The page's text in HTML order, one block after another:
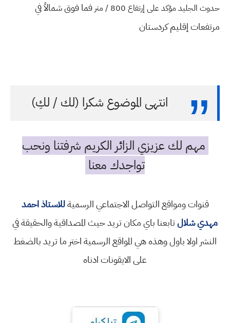
حدوث الجليد مؤكد على إرتفاع 800 / متر
فما فوق شمالاً في
مرتفعات إقليم كردستان
انتهى الموضوع شكرا (لك / لكِ)
مهم لك عزيزي الزائر الكريم شرفتنا ونحب
تواجدك معنا
قنوات ومواقع التواصل الاجتماعي الرسميةللاستاذ احمد
مهدي شلالتابعنا باي مكان تريد حيث المصداقية والحقيقة في
النشر اولا باول وهذه هي المواقع الرسمية اختر ما تريد بالضغط
على الايقونات ادناه